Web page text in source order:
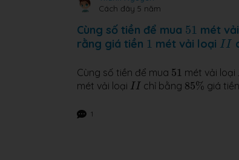
Cách đây 5 năm
Cùng số tiền để mua 51
51 mét
rằng giá tiền 1
1 mét vải loại II
II
Cùng số tiền để mua 51
51 mét vải loại
mét vải loại II
II chỉ bằng 85%
85% giá tiền
1